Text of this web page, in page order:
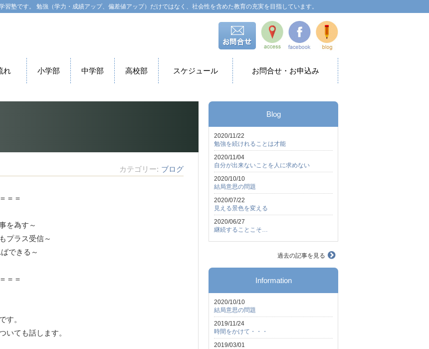
塾です。 勉強（学力・成績アップ、偏差値アップ）だけではなく、社会性を含めた教育の充実を目指しています。
れ 小学部 中学部 高校部 スケジュール お問合せ・お申込み
カテゴリー ブログ
＝＝
を為す～
プラス受信～
できる～
＝＝
す。
いても話します。
Blog
2020/11/22
勉強を続けれることは才能
2020/11/04
自分が出来ないことを人に求めない
2020/10/10
結局意思の問題
2020/07/22
見える景色を変える
2020/06/27
継続することこそ…
過去の記事を見る
Information
2020/10/10
結局意思の問題
2019/11/24
時間をかけて・・・
2019/03/01